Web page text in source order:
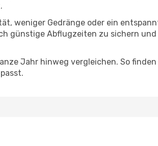
weniger Gedränge oder ein
günstige Abflugzeiten zu sichern
Jahr hinweg vergleichen. So finden